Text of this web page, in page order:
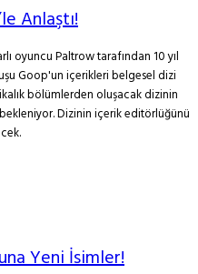
Anlaştı!
oyuncu Paltrow tarafından 10 yıl
Goop'un içerikleri belgesel dizi
bölümlerden oluşacak dizinin
Dizinin içerik editörlüğünü
Yeni İsimler!